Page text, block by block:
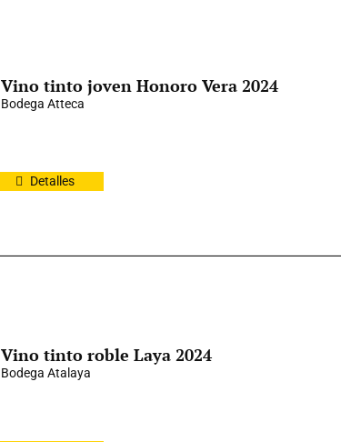
Vino tinto joven Honoro Vera 2024
Bodega Atteca
Detalles
Vino tinto roble Laya 2024
Bodega Atalaya